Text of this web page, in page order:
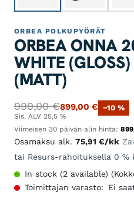
ORBEA POLKUPYÖRÄT
ORBEA ONNA
WHITE
(MATT)
999,00€
Alkuperäinen hinta oli:
899,00 €
Nykyinen hinta on: 899,00 €.
−10 %
Sis. ALV 25,5 %
Viimeisen 30 päivän alin hinta:
Osamaksu alk. 75,91 €/kk
tai Resurs-rahoituksella 0 %
In stock (2 available)
Toimittajan varasto:
Ei